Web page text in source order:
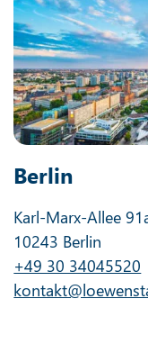
Berlin
Karl-Marx-Allee
10243 Berlin
+49 30 34045520